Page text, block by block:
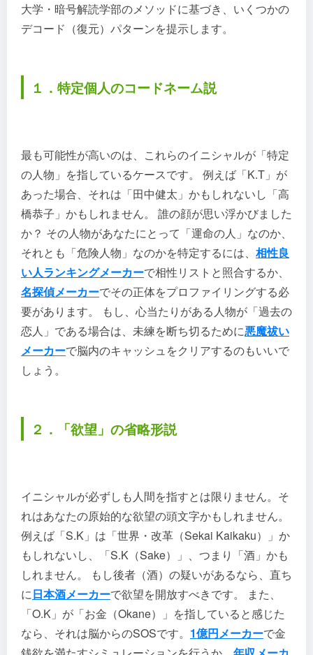
大学・暗号解読学部のメソッドに基づき、いくつかの
デコード（復元）パターンを提示します。
１．特定個人のコードネーム説
最も可能性が高いのは、これらのイニシャルが「特定
の人物」を指しているケースです。 例えば「K.T」が
あった場合、それは「田中健太」かもしれないし「高
橋恭子」かもしれません。 誰の顔が思い浮かびました
か？ その人物があなたにとって「運命の人」なのか、
それとも「危険人物」なのかを特定するには、 相性良
い人ランキングメーカーで相性リストと照合するか、
名探偵メーカーでその正体をプロファイリングする必
要があります。 もし、心当たりがある人物が「過去の
恋人」である場合は、未練を断ち切るために悪魔祓い
メーカーで脳内のキャッシュをクリアするのもいいで
しょう。
２．「欲望」の省略形説
イニシャルが必ずしも人間を指すとは限りません。そ
れはあなたの原始的な欲望の頭文字かもしれません。
例えば「S.K」は「世界・改革（Sekai Kaikaku）」か
もしれないし、「S.K（Sake）」、つまり「酒」かも
しれません。 もし後者（酒）の疑いがあるなら、直ち
に日本酒メーカーで欲望を開放すべきです。 また、
「O.K」が「お金（Okane）」を指していると感じた
なら、それは脳からのSOSです。 1億円メーカーで金